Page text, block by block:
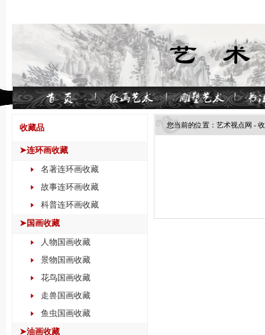
收藏品
➤连环画收藏
名著连环画收藏
故事连环画收藏
科普连环画收藏
➤国画收藏
人物国画收藏
景物国画收藏
花鸟国画收藏
走兽国画收藏
鱼虫国画收藏
➤油画收藏
您当前的位置： 艺术视点网 -